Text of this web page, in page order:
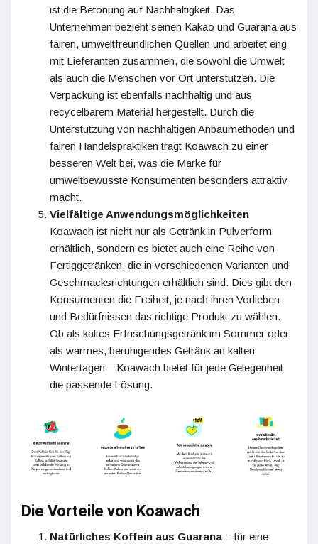
ist die Betonung auf Nachhaltigkeit. Das
Unternehmen bezieht seinen Kakao und Guarana aus
fairen, umweltfreundlichen Quellen und arbeitet eng
mit Lieferanten zusammen, die sowohl die Umwelt
als auch die Menschen vor Ort unterstützen. Die
Verpackung ist ebenfalls nachhaltig und aus
recycelbarem Material hergestellt. Durch die
Unterstützung von nachhaltigen Anbaumethoden und
fairen Handelspraktiken trägt Koawach zu einer
besseren Welt bei, was die Marke für
umweltbewusste Konsumenten besonders attraktiv
macht.
Vielfältige Anwendungsmöglichkeiten
Koawach ist nicht nur als Getränk in Pulverform
erhältlich, sondern es bietet auch eine Reihe von
Fertiggetränken, die in verschiedenen Varianten und
Geschmacksrichtungen erhältlich sind. Dies gibt den
Konsumenten die Freiheit, je nach ihren Vorlieben
und Bedürfnissen das richtige Produkt zu wählen.
Ob als kaltes Erfrischungsgetränk im Sommer oder
als warmes, beruhigendes Getränk an kalten
Wintertagen – Koawach bietet für jede Gelegenheit
die passende Lösung.
Die Vorteile von Koawach
Natürliches Koffein aus Guarana – für eine